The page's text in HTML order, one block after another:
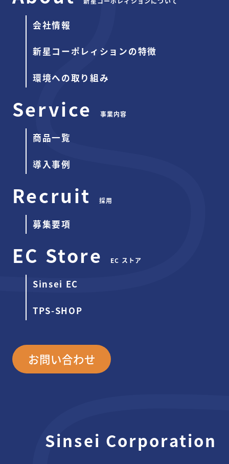
会社情報
新星コーポレィションの特徴
環境への取り組み
Service 事業内容
商品一覧
導入事例
Recruit 採用
募集要項
EC Store EC ストア
Sinsei EC
TPS-SHOP
お問い合わせ
Sinsei Corporation